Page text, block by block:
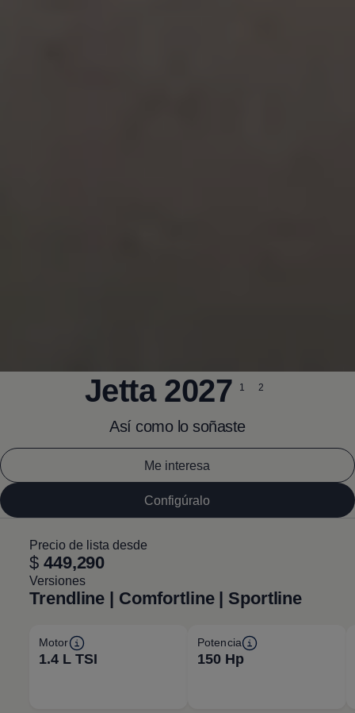
Jetta2027 1 2
Así como lo soñaste
Me interesa
Configúralo
Precio de lista desde
$ 449,290
Versiones
Trendline | Comfortline | Sportline
Motor
1.4 L TSI
Potencia
150 Hp